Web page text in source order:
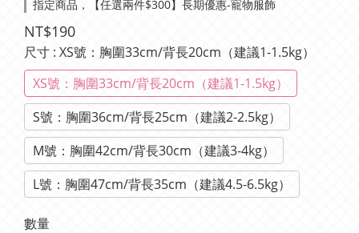
指定商品，【任選兩件$300】長期優惠-寵物服飾
NT$190
尺寸 : XS號：胸圍33cm/背長20cm（建議1-1.5kg）
XS號：胸圍33cm/背長20cm（建議1-1.5kg）
S號：胸圍36cm/背長25cm（建議2-2.5kg）
M號：胸圍42cm/背長30cm（建議3-4kg）
L號：胸圍47cm/背長35cm（建議4.5-6.5kg）
數量